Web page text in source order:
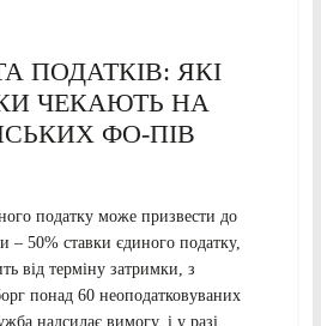
ПОДАТКІВ: ЯКІ
ЧЕКАЮТЬ НА
ФО-ПІВ
податку може призвести до
50% ставки єдиного податку,
від терміну затримки, з
понад 60 неоподатковуваних
надсилає вимогу, і у разі